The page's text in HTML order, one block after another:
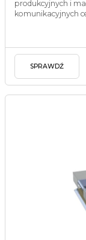
produkcyjnych i
komunikacyjnych
SPRAWDŹ